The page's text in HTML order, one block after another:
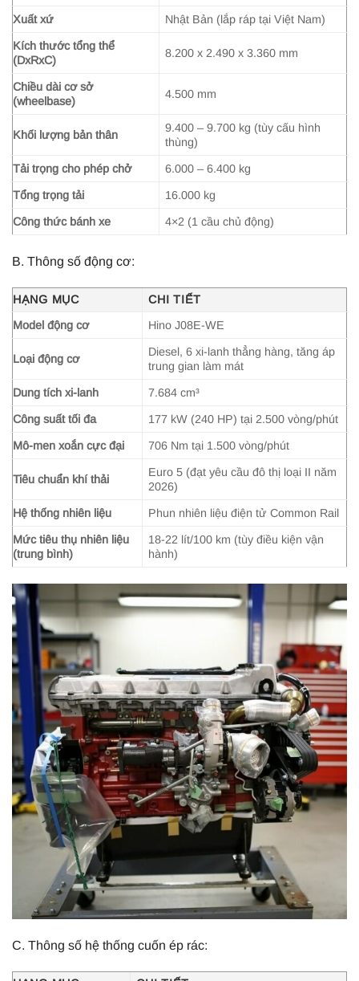
Xuất xứ Nhật Bản (lắp ráp tại Việt Nam)
Kích thước tổng thể
(DxRxC)
8.200 x 2.490 x 3.360 mm
Chiều dài cơ sở
(wheelbase)
4.500 mm
Khối lượng bản thân
9.400 – 9.700 kg (tùy cấu hình
thùng)
Tải trọng cho phép chở 6.000 – 6.400 kg
Tổng trọng tải 16.000 kg
Công thức bánh xe 4×2 (1 cầu chủ động)
B. Thông số động cơ:
HẠNG MỤC
CHI TIẾT
Model động cơ
Hino J08E-WE
Loại động cơ
Diesel, 6 xi-lanh thẳng hàng, tăng áp
trung gian làm mát
Dung tích xi-lanh 7.684 cm³
Công suất tối đa 177 kW (240 HP) tại 2.500 vòng/phút
Mô-men xoắn cực đại 706 Nm tại 1.500 vòng/phút
Tiêu chuẩn khí thải
Euro 5 (đạt yêu cầu đô thị loại II năm
2026)
Hệ thống nhiên liệu Phun nhiên liệu điện tử Common Rail
Mức tiêu thụ nhiên liệu
(trung bình)
18-22 lít/100 km (tùy điều kiện vận
hành)
C. Thông số hệ thống cuốn ép rác: